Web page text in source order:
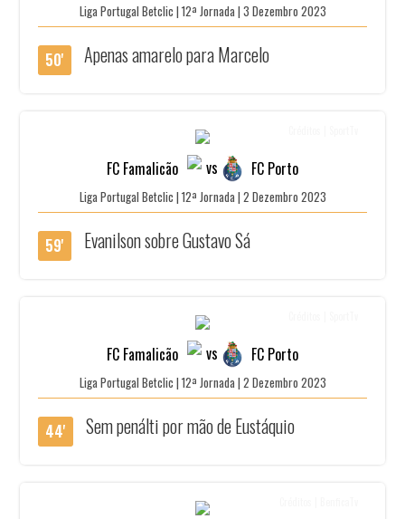
Liga Portugal Betclic | 12ª Jornada | 3 Dezembro 2023
50' Apenas amarelo para Marcelo
FC Famalicão vs FC Porto
Liga Portugal Betclic | 12ª Jornada | 2 Dezembro 2023
59' Evanilson sobre Gustavo Sá
FC Famalicão vs FC Porto
Liga Portugal Betclic | 12ª Jornada | 2 Dezembro 2023
44' Sem penálti por mão de Eustáquio